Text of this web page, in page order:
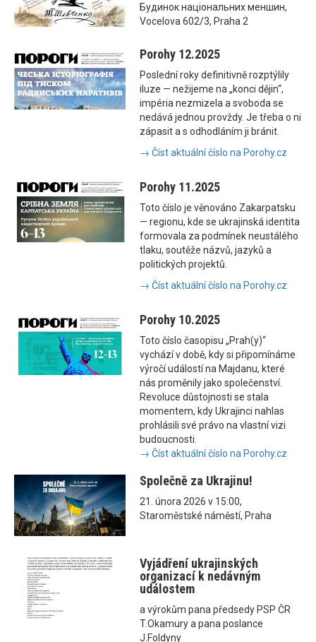
Будинок національних меншин,
Vocelova 602/3, Praha 2
Porohy 12.2025
Poslední roky definitivně rozptýlily
iluze — nežijeme na „konci dějin“,
impéria nezmizela a svoboda se
nedává jednou provždy. Je třeba o ni
zápasit a s odhodláním ji bránit.
→ Číst aktuální číslo na Porohy.cz
Porohy 11.2025
Toto číslo je věnováno Zakarpatsku
— regionu, kde se ukrajinská identita
formovala za podmínek neustálého
tlaku, soutěže názvů, jazyků a
politických projektů.
→ Číst aktuální číslo na Porohy.cz
Porohy 10.2025
Toto číslo časopisu „Prah(y)“
vychází v době, kdy si připomínáme
výročí událostí na Majdanu, které
nás proměnily jako společenství.
Revoluce důstojnosti se stala
momentem, kdy Ukrajinci nahlas
prohlásili své právo na vlastní vizi
budoucnosti.
→ Číst aktuální číslo na Porohy.cz
Společně za Ukrajinu!
21. února 2026 v 15:00,
Staroměstské náměstí, Praha
Vyjádření ukrajinských
organizací k nedávným
událostem
a výrokům pana předsedy PSP ČR
T.Okamury a pana poslance
J.Foldyny